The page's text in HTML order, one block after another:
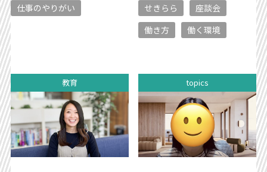
仕事のやりがい
せきらら
座談会
働き方
働く環境
教育 topics